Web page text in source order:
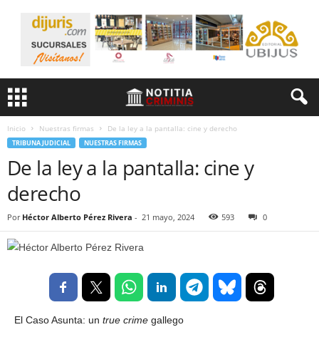
Inicio Nuestras firmas De la ley a la pantalla: cine y derecho
TRIBUNA JUDICIAL NUESTRAS FIRMAS
De la ley a la pantalla: cine y
derecho
Por Héctor Alberto Pérez Rivera - 21 mayo, 2024 593 0
El Caso Asunta: un true crime gallego